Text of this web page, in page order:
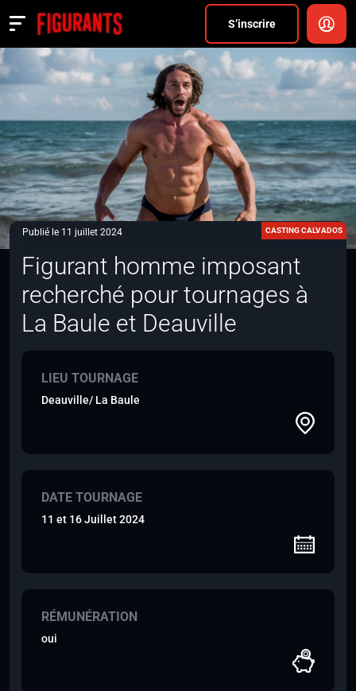
S’inscrire
Actualités
ANNONCER
FAQ
S’inscrire
CONNEXION
Publié le 11 juillet 2024 CASTING CALVADOS
Figurant homme imposant
recherché pour tournages à
La Baule et Deauville
LIEU TOURNAGE
Deauville/ La Baule
DATE TOURNAGE
11 et 16 Juillet 2024
RÉMUNÉRATION
oui